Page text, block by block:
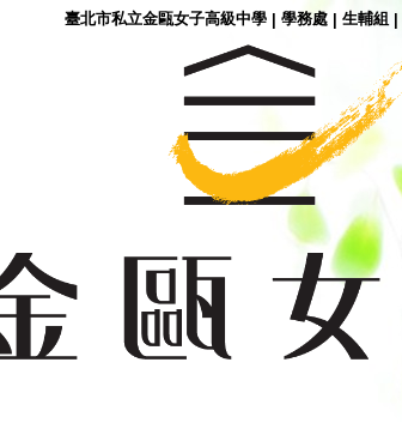
臺北市私立金甌女子高級中學| 學務處| 生輔組 |